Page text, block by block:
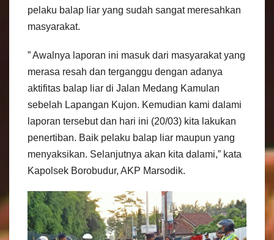
pelaku balap liar yang sudah sangat meresahkan
masyarakat.
” Awalnya laporan ini masuk dari masyarakat yang
merasa resah dan terganggu dengan adanya
aktifitas balap liar di Jalan Medang Kamulan
sebelah Lapangan Kujon. Kemudian kami dalami
laporan tersebut dan hari ini (20/03) kita lakukan
penertiban. Baik pelaku balap liar maupun yang
menyaksikan. Selanjutnya akan kita dalami,” kata
Kapolsek Borobudur, AKP Marsodik.